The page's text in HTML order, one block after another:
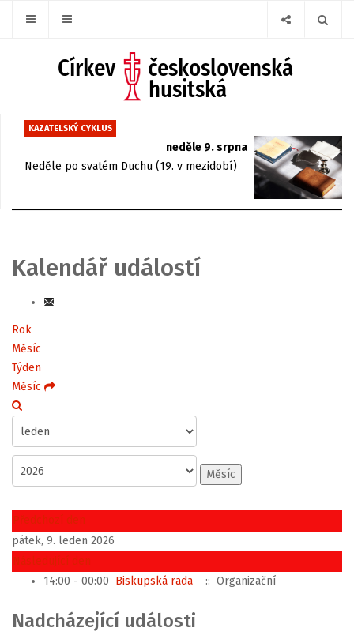
KAZATELSKÝ CYKLUS
neděle 9. srpna
Neděle po svatém Duchu (19. v mezidobí)
Kalendář událostí
Rok
Měsíc
Týden
Měsíc
Měsíc
Předchozí den
pátek, 9. leden 2026
Následující den
14:00 - 00:00 Biskupská rada :: Organizační
Nadcházející události